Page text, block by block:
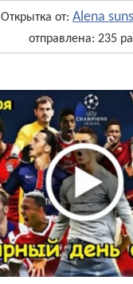
Открытка от: Alena
отправлена: 235